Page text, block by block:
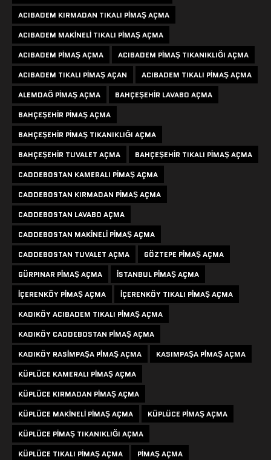
ACIBADEM KIRMADAN TIKALI PIMAŞ AÇMA
ACIBADEM MAKINELI TIKALI PIMAŞ AÇMA
ACIBADEM PIMAŞ AÇMA
ACIBADEM PIMAŞ TIKANIKLIĞI AÇMA
ACIBADEM TIKALI PIMAŞ AÇAN
ACIBADEM TIKALI PIMAŞ AÇMA
ALEMDAĞ PIMAŞ AÇMA
BAHÇEŞEHIR LAVABO AÇMA
BAHÇEŞEHIR PIMAŞ AÇMA
BAHÇEŞEHIR PIMAŞ TIKANIKLIĞI AÇMA
BAHÇEŞEHIR TUVALET AÇMA
BAHÇEŞEHIR TIKALI PIMAŞ AÇMA
CADDEBOSTAN KAMERALI PIMAŞ AÇMA
CADDEBOSTAN KIRMADAN PIMAŞ AÇMA
CADDEBOSTAN LAVABO AÇMA
CADDEBOSTAN MAKINELI PIMAŞ AÇMA
CADDEBOSTAN TUVALET AÇMA
GÖZTEPE PIMAŞ AÇMA
GÜRPINAR PIMAŞ AÇMA
ISTANBUL PIMAŞ AÇMA
IÇERENKÖY PIMAŞ AÇMA
IÇERENKÖY TIKALI PIMAŞ AÇMA
KADIKÖY ACIBADEM TIKALI PIMAŞ AÇMA
KADIKÖY CADDEBOSTAN PIMAŞ AÇMA
KADIKÖY RASIMPAŞA PIMAŞ AÇMA
KASIMPAŞA PIMAŞ AÇMA
KÜPLÜCE KAMERALI PIMAŞ AÇMA
KÜPLÜCE KIRMADAN PIMAŞ AÇMA
KÜPLÜCE MAKINELI PIMAŞ AÇMA
KÜPLÜCE PIMAŞ AÇMA
KÜPLÜCE PIMAŞ TIKANIKLIĞI AÇMA
KÜPLÜCE TIKALI PIMAŞ AÇMA
PIMAŞ AÇMA